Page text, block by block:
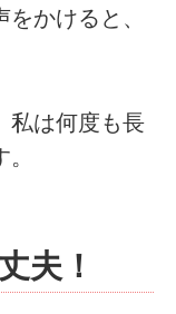
かけると、
私は何度も長
夫！